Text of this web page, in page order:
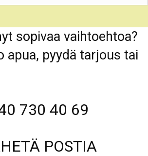
sopivaa vaihtoehtoa?
apua, pyydä tarjous tai
730 40 69
POSTIA